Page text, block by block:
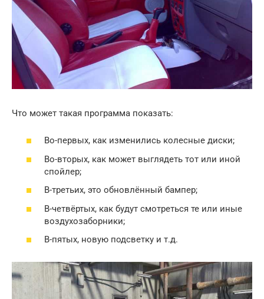
Что может такая программа показать:
Во-первых, как изменились колесные диски;
Во-вторых, как может выглядеть тот или иной
спойлер;
В-третьих, это обновлённый бампер;
В-четвёртых, как будут смотреться те или иные
воздухозаборники;
В-пятых, новую подсветку и т.д.